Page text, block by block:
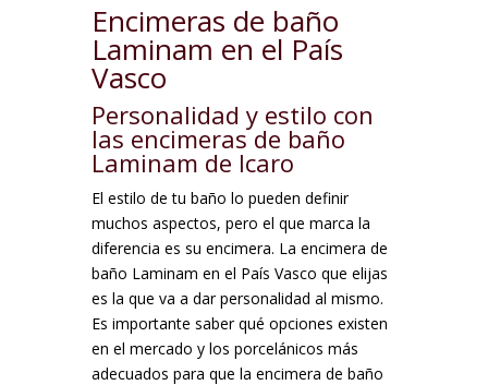
Encimeras de baño
Laminam en el País
Vasco
Personalidad y estilo con
las encimeras de baño
Laminam de Icaro
El estilo de tu baño lo pueden definir
muchos aspectos, pero el que marca la
diferencia es su encimera. La encimera de
baño Laminam en el País Vasco que elijas
es la que va a dar personalidad al mismo.
Es importante saber qué opciones existen
en el mercado y los porcelánicos más
adecuados para que la encimera de baño